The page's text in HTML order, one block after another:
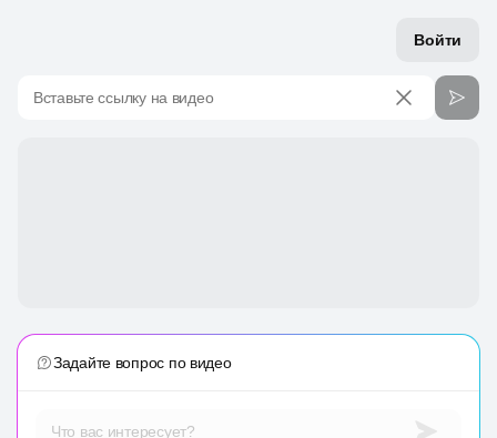
Войти
Вставьте ссылку на видео
Задайте вопрос по видео
Что вас интересует?